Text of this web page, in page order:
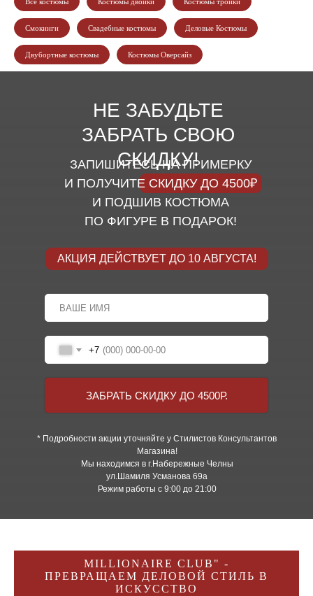
Смокинги Свадебные костюмы Деловые Костюмы
Двубортные костюмы Костюмы Оверсайз
НЕ ЗАБУДЬТЕ
ЗАБРАТЬ СВОЮ
СКИДКУ!
ЗАПИШИТЕСЬ НА ПРИМЕРКУ
И ПОЛУЧИТЕ СКИДКУ ДО 4500₽
И ПОДШИВ КОСТЮМА
ПО ФИГУРЕ В ПОДАРОК!
АКЦИЯ ДЕЙСТВУЕТ ДО 10 АВГУСТА!
* Подробности акции уточняйте у Стилистов Консультантов
Магазина!
Мы находимся в г.Набережные Челны
ул.Шамиля Усманова 69а
Режим работы с 9:00 до 21:00
+7
ЗАБРАТЬ СКИДКУ ДО 4500Р.
MILLIONAIRE CLUB" -
ПРЕВРАЩАЕМ ДЕЛОВОЙ СТИЛЬ В
ИСКУССТВО